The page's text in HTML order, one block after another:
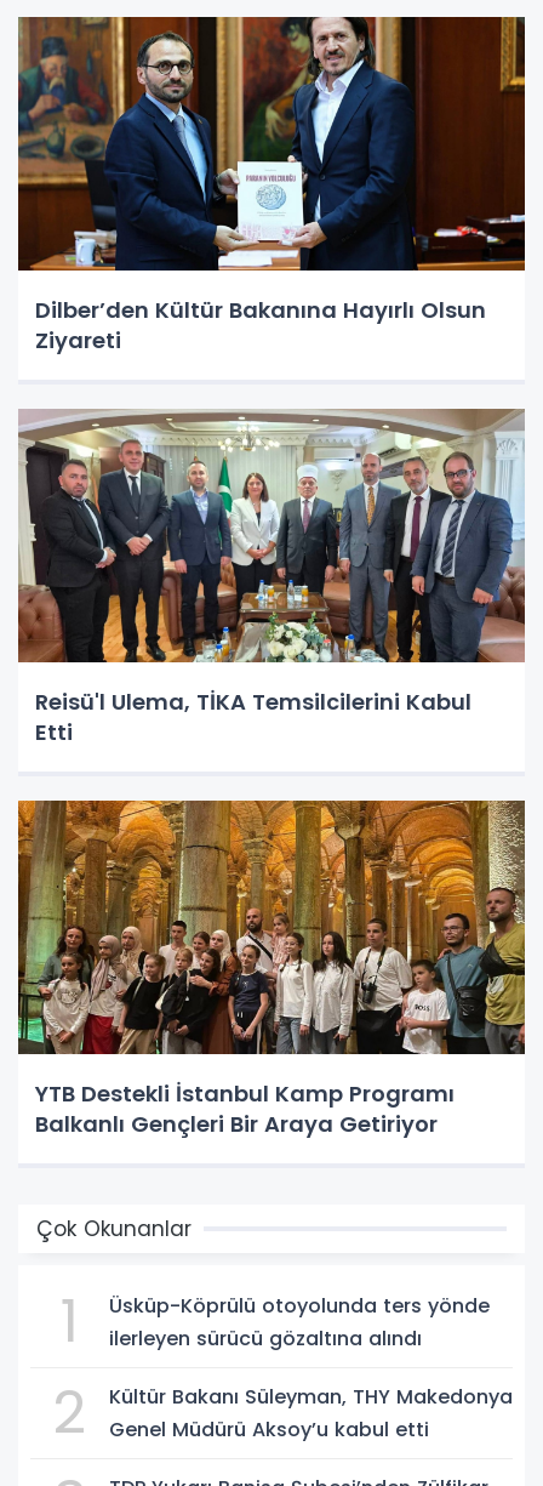
Dilber’den Kültür Bakanına Hayırlı Olsun
Ziyareti
Reisü'l Ulema, TİKA Temsilcilerini Kabul
Etti
YTB Destekli İstanbul Kamp Programı
Balkanlı Gençleri Bir Araya Getiriyor
Çok Okunanlar
1
Üsküp-Köprülü otoyolunda ters yönde
ilerleyen sürücü gözaltına alındı
2
Kültür Bakanı Süleyman, THY Makedonya
Genel Müdürü Aksoy’u kabul etti